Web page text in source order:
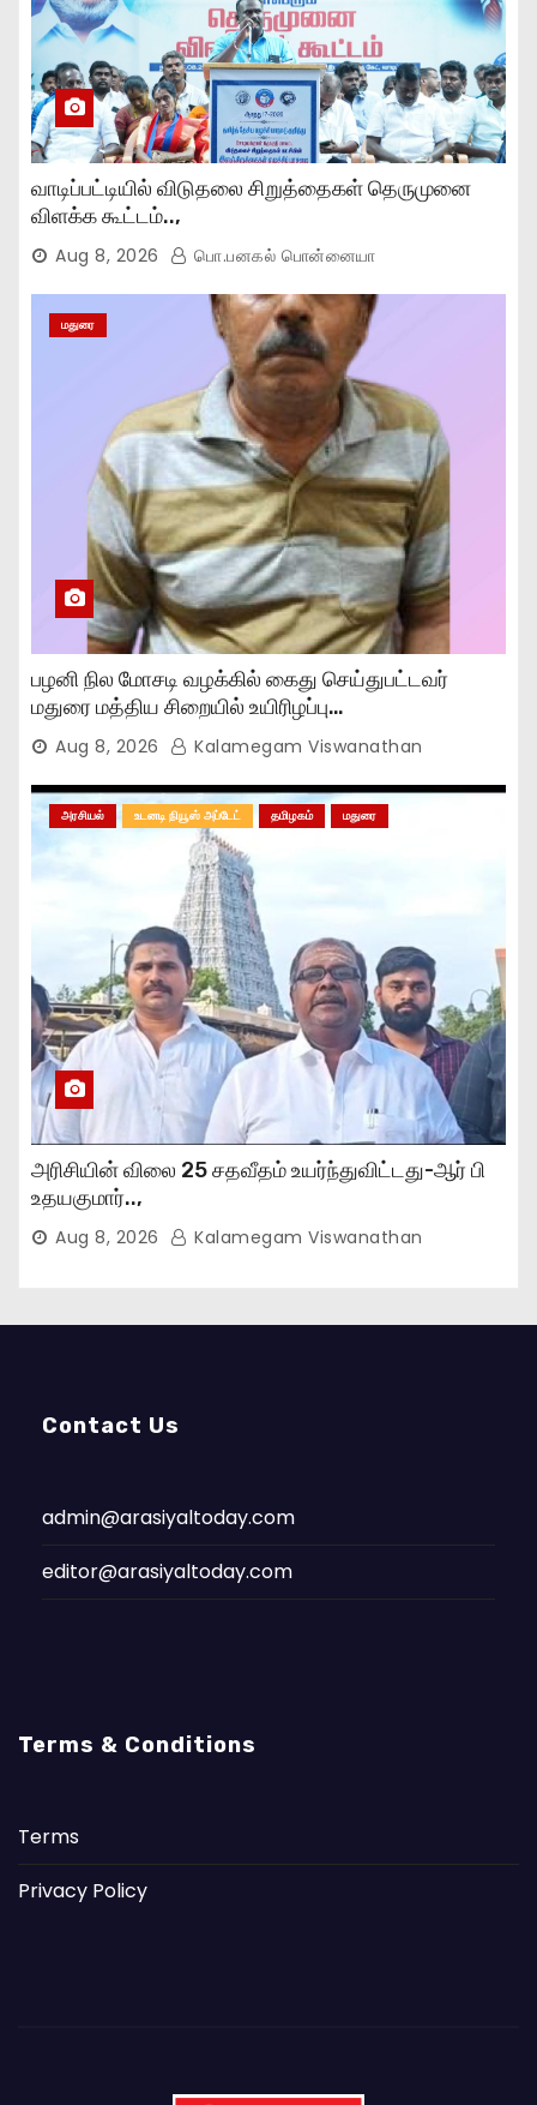
வாடிப்பட்டியில் விடுதலை சிறுத்தைகள் தெருமுனை
விளக்க கூட்டம்..,
Aug 8, 2026 பொ.பனகல் பொன்னையா
மதுரை
பழனி நில மோசடி வழக்கில் கைது செய்துபட்டவர்
மதுரை மத்திய சிறையில் உயிரிழப்பு…
Aug 8, 2026 Kalamegam Viswanathan
அரசியல் உடனடி நியூஸ் அப்டேட் தமிழகம் மதுரை
அரிசியின் விலை 25 சதவீதம் உயர்ந்துவிட்டது-ஆர் பி
உதயகுமார்..,
Aug 8, 2026 Kalamegam Viswanathan
Contact Us
admin@arasiyaltoday.com
editor@arasiyaltoday.com
Terms & Conditions
Terms
Privacy Policy